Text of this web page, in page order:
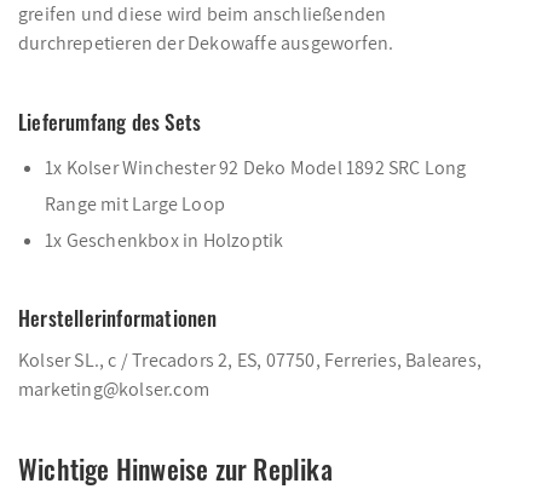
greifen und diese wird beim anschließenden
durchrepetieren der Dekowaffe ausgeworfen.
Lieferumfang des Sets
1x Kolser Winchester 92 Deko Model 1892 SRC Long
Range mit Large Loop
1x Geschenkbox in Holzoptik
Herstellerinformationen
Kolser SL., c / Trecadors 2, ES, 07750, Ferreries, Baleares,
marketing@kolser.com
Wichtige Hinweise zur Replika